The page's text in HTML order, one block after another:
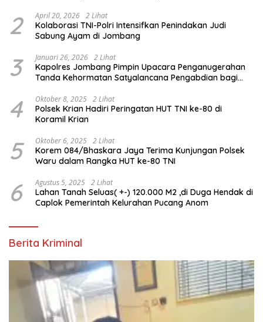
2 April 20, 2026 2 Lihat
Kolaborasi TNI-Polri Intensifkan Penindakan Judi
Sabung Ayam di Jombang
3 Januari 26, 2026 2 Lihat
Kapolres Jombang Pimpin Upacara Penganugerahan
Tanda Kehormatan Satyalancana Pengabdian bagi
4 Oktober 8, 2025 2 Lihat
Polsek Krian Hadiri Peringatan HUT TNI ke-80 di
Koramil Krian
5 Oktober 6, 2025 2 Lihat
Korem 084/Bhaskara Jaya Terima Kunjungan Polsek
6 Agustus 5, 2025 2 Lihat
Lahan Tanah Seluas( +-) 120.000 M2 ,di Duga Hendak di
Caplok Pemerintah Kelurahan Pucang Anom
Berita Kriminal